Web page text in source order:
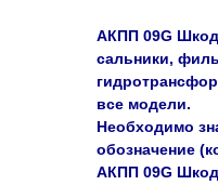
АКПП 09G
сальники,
все модели.
Необходимо
обозначение
АКПП 09G